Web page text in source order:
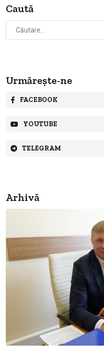
Caută
Caută
după:
Urmărește-ne
FACEBOOK
YOUTUBE
TELEGRAM
Arhivă